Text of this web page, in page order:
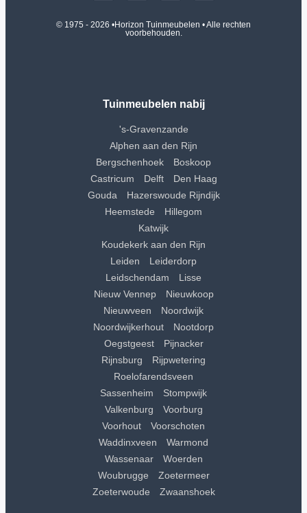
© 1975 - 2026 •Horizon Tuinmeubelen • Alle rechten
voorbehouden.
Tuinmeubelen nabij
's-Gravenzande
Alphen aan den Rijn
Bergschenhoek
Boskoop
Castricum
Delft
Den Haag
Gouda
Hazerswoude Rijndijk
Heemstede
Hillegom
Katwijk
Koudekerk aan den Rijn
Leiden
Leiderdorp
Leidschendam
Lisse
Nieuw Vennep
Nieuwkoop
Nieuwveen
Noordwijk
Noordwijkerhout
Nootdorp
Oegstgeest
Pijnacker
Rijnsburg
Rijpwetering
Roelofarendsveen
Sassenheim
Stompwijk
Valkenburg
Voorburg
Voorhout
Voorschoten
Waddinxveen
Warmond
Wassenaar
Woerden
Woubrugge
Zoetermeer
Zoeterwoude
Zwaanshoek